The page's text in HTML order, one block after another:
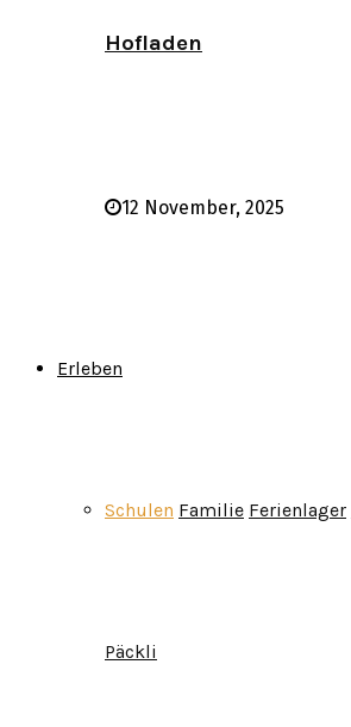
Hofladen
12 November, 2025
Erleben
Schulen Familie Ferienlager
Päckli